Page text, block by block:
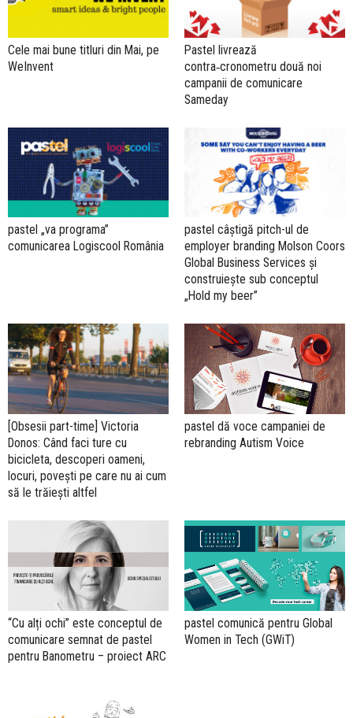
Cele mai bune titluri din Mai, pe
WeInvent
Pastel livrează
contra‑cronometru două noi
campanii de comunicare
Sameday
pastel „va programa”
comunicarea Logiscool România
pastel câștigă pitch-ul de
employer branding Molson Coors
Global Business Services și
construiește sub conceptul
„Hold my beer”
[Obsesii part-time] Victoria
Donos: Când faci ture cu
bicicleta, descoperi oameni,
locuri, povești pe care nu ai cum
să le trăiești altfel
pastel dă voce campaniei de
rebranding Autism Voice
“Cu alți ochi” este conceptul de
comunicare semnat de pastel
pentru Banometru – proiect ARC
pastel comunică pentru Global
Women in Tech (GWiT)